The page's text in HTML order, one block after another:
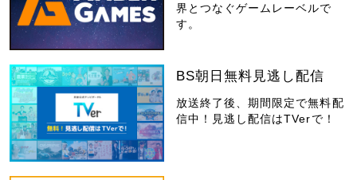
界とつなぐゲームレーベルで
す。
BS朝日無料見逃し配信
放送終了後、期間限定で無料配
信中！見逃し配信はTVerで！